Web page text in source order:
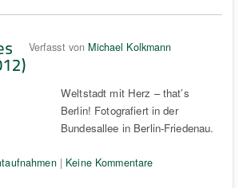
Verfasst von Michael Kolkmann
Weltstadt mit Herz – that’s
Berlin! Fotografiert in der
Bundesallee in Berlin-Friedenau.
| Keine Kommentare